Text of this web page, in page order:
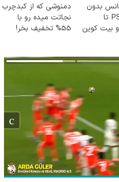
بدون
پوچ از PS5 تا
آیفون17 و بیت کوین
دمنوشی که از کبدچرب
نجاتت میده رو با
55% تخفیف بخر!